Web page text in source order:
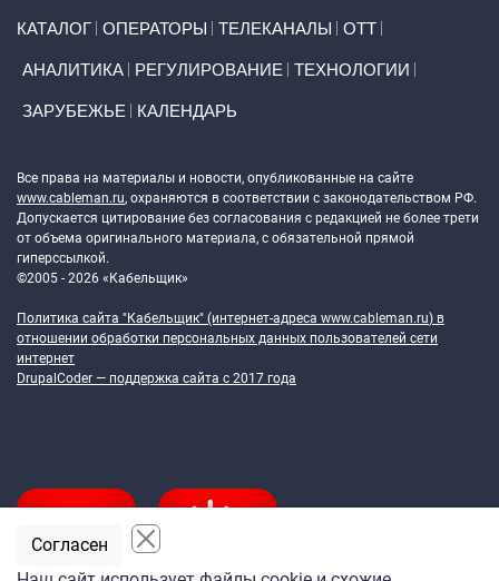
КАТАЛОГ ОПЕРАТОРЫ ТЕЛЕКАНАЛЫ ОТТ
АНАЛИТИКА РЕГУЛИРОВАНИЕ ТЕХНОЛОГИИ
ЗАРУБЕЖЬЕ КАЛЕНДАРЬ
Все права на материалы и новости, опубликованные на сайте
www.cableman.ru, охраняются в соответствии с законодательством РФ.
Допускается цитирование без согласования с редакцией не более трети
от объема оригинального материала, с обязательной прямой
гиперссылкой.
©2005 - 2026 «Кабельщик»
Политика сайта "Кабельщик" (интернет-адреса www.cableman.ru) в
отношении обработки персональных данных пользователей сети
интернет
DrupalCoder — поддержка сайта c 2017 года
Согласен